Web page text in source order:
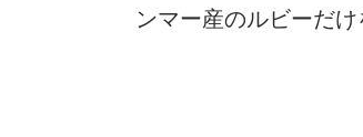
ンマー産のルビーだけ